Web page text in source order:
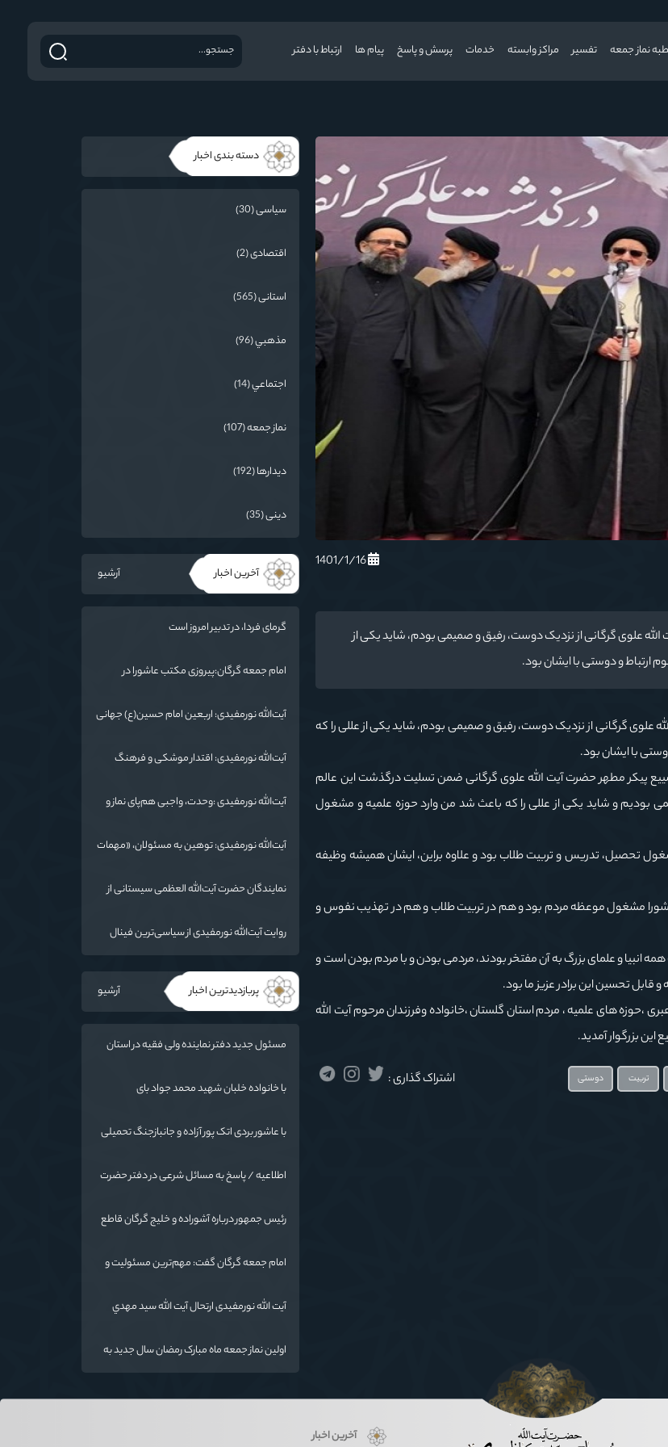
نماز جمعه تفسیر مراکز وابسته خدمات پرسش و پاسخ پیام ها ارتباط با دفتر
1401/1/16
رهبری در استان گلستان گفت: بیش از ۷۰ سال با آیت الله علوی گرگانی از نزدیک دوست، رفیق و صمیمی بودم، شاید یکی از
و دوستی با ایشان بود.
در استان گلستان گفت: بیش از ۷۰ سال با آیت الله علوی گرگانی از نزدیک دوست، رفیق و صمیمی بودم، شاید یکی از عللی را که
با ایشان بود.
( چهارشنبه ۲۵ اسفند) در مراسم تشییع پیکر مطهر حضرت آیت الله علوی گرگانی ضمن تسلیت درگذشت این عالم
رفیق و صمیمی بودیم و شاید یکی از عللی را که باعث شد من وارد حوزه علمیه و مشغول
تحصیل، تدریس و تربیت طلاب بود و علاوه براین، ایشان همیشه وظیفه
مشغول موعظه مردم بود و هم در تربیت طلاب و هم در تهذیب نفوس و
انبیا و علمای بزرگ به آن مفتخر بودند، مردمی بودن و با مردم بودن است و
تحسین این برادر عزیز ما بود.
های علمیه ، مردم استان گلستان ،خانواده وفرزندان مرحوم آیت الله
بزرگوار آمدید.
تربیت دوستی اشتراک گذاری :
دسته بندی اخبار
سیاسی (30)
اقتصادی (2)
استانی (565)
مذهبي (96)
اجتماعي (14)
نماز جمعه (107)
دیدارها (192)
دینی (35)
آخرین اخبار آرشیو
گرمای فردا، در تدبیر امروز است
امام جمعه گرگان:پیروزی مکتب عاشورا در
نمی‌شود
آیت‌الله نورمفیدی: اربعین امام حسین(ع) جهانی
تهمت به مسئولان حد شرعی دارد
آیت‌الله نورمفیدی: اقتدار موشکی و فرهنگ
تا ضرورت روایتگری جهانی
آیت‌الله نورمفیدی :وحدت، واجبی هم‌پای نماز و
آیت‌الله نورمفیدی: توهین به مسئولان، «مهمات
به جای جنگ است
نمایندگان حضرت آیت‌الله العظمی سیستانی از
کردند
روایت آیت‌الله نورمفیدی از سیاسی‌ترین فینال
می‌نشیند
پربازدیدترین اخبار
آرشیو
مسئول جدید دفتر نماینده ولی فقیه در استان
با خانواده خلبان شهید محمد جواد بای
با عاشور بردی اتک پور آزاده و جانبازجنگ تحمیلی
اطلاعیه / پاسخ به مسائل شرعی در دفتر حضرت
رئیس جمهور درباره آشوراده و خلیج گرگان قاطع
امام جمعه گرگان گفت: مهم‌ترین مسئولیت و
دانش‌آموزان، انسان‌سازی و تربیت نیروهای موثر
و مفید برای آینده ایران اسلامی است.
آیت الله نورمفیدی ارتحال آیت الله سيد مهدي
اولین نماز جمعه ماه مبارک رمضان سال جدید به
آخرین اخبار